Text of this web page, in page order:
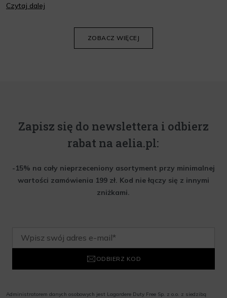
oraz wiedzieć, jak dopasować je do potrzeb własnej skóry.
Czytaj dalej
ZOBACZ WIĘCEJ
Zapisz się do newslettera i odbierz
rabat na aelia.pl:
-15% na cały nieprzeceniony asortyment przy minimalnej
wartości zamówienia 199 zł. Kod nie łączy się z innymi
zniżkami.
ODBIERZ KOD
Administratorem danych osobowych jest Lagardere Duty Free Sp. z o.o. z siedzibą